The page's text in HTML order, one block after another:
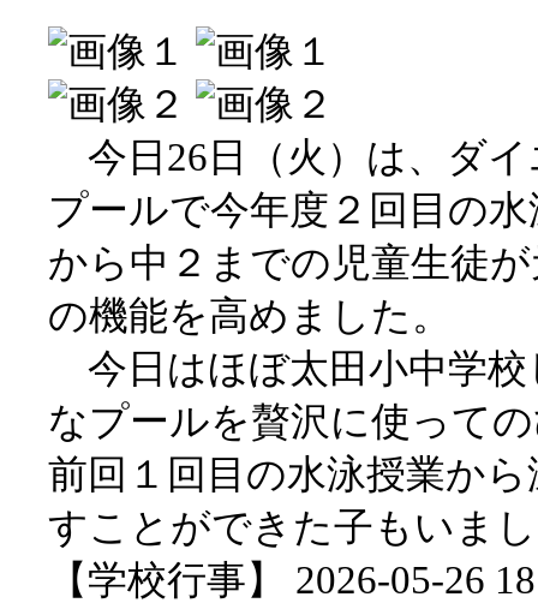
今日26日（火）は、ダ
プールで今年度２回目の
から中２までの児童生徒
の機能を高めました。
今日はほぼ太田小中学
なプールを贅沢に使って
前回１回目の水泳授業か
すことができた子もいま
【学校行事】 2026-05-26